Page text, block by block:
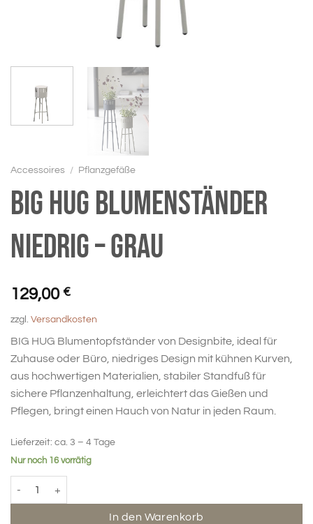
Accessoires / Pflanzgefäße
BIG HUG Blumenständer
niedrig – grau
129,00 €
zzgl. Versandkosten
BIG HUG Blumentopfständer von Designbite, ideal für
Zuhause oder Büro, niedriges Design mit kühnen Kurven,
aus hochwertigen Materialien, stabiler Standfuß für
sichere Pflanzenhaltung, erleichtert das Gießen und
Pflegen, bringt einen Hauch von Natur in jeden Raum.
Lieferzeit: ca. 3 – 4 Tage
Nur noch 16 vorrätig
In den Warenkorb